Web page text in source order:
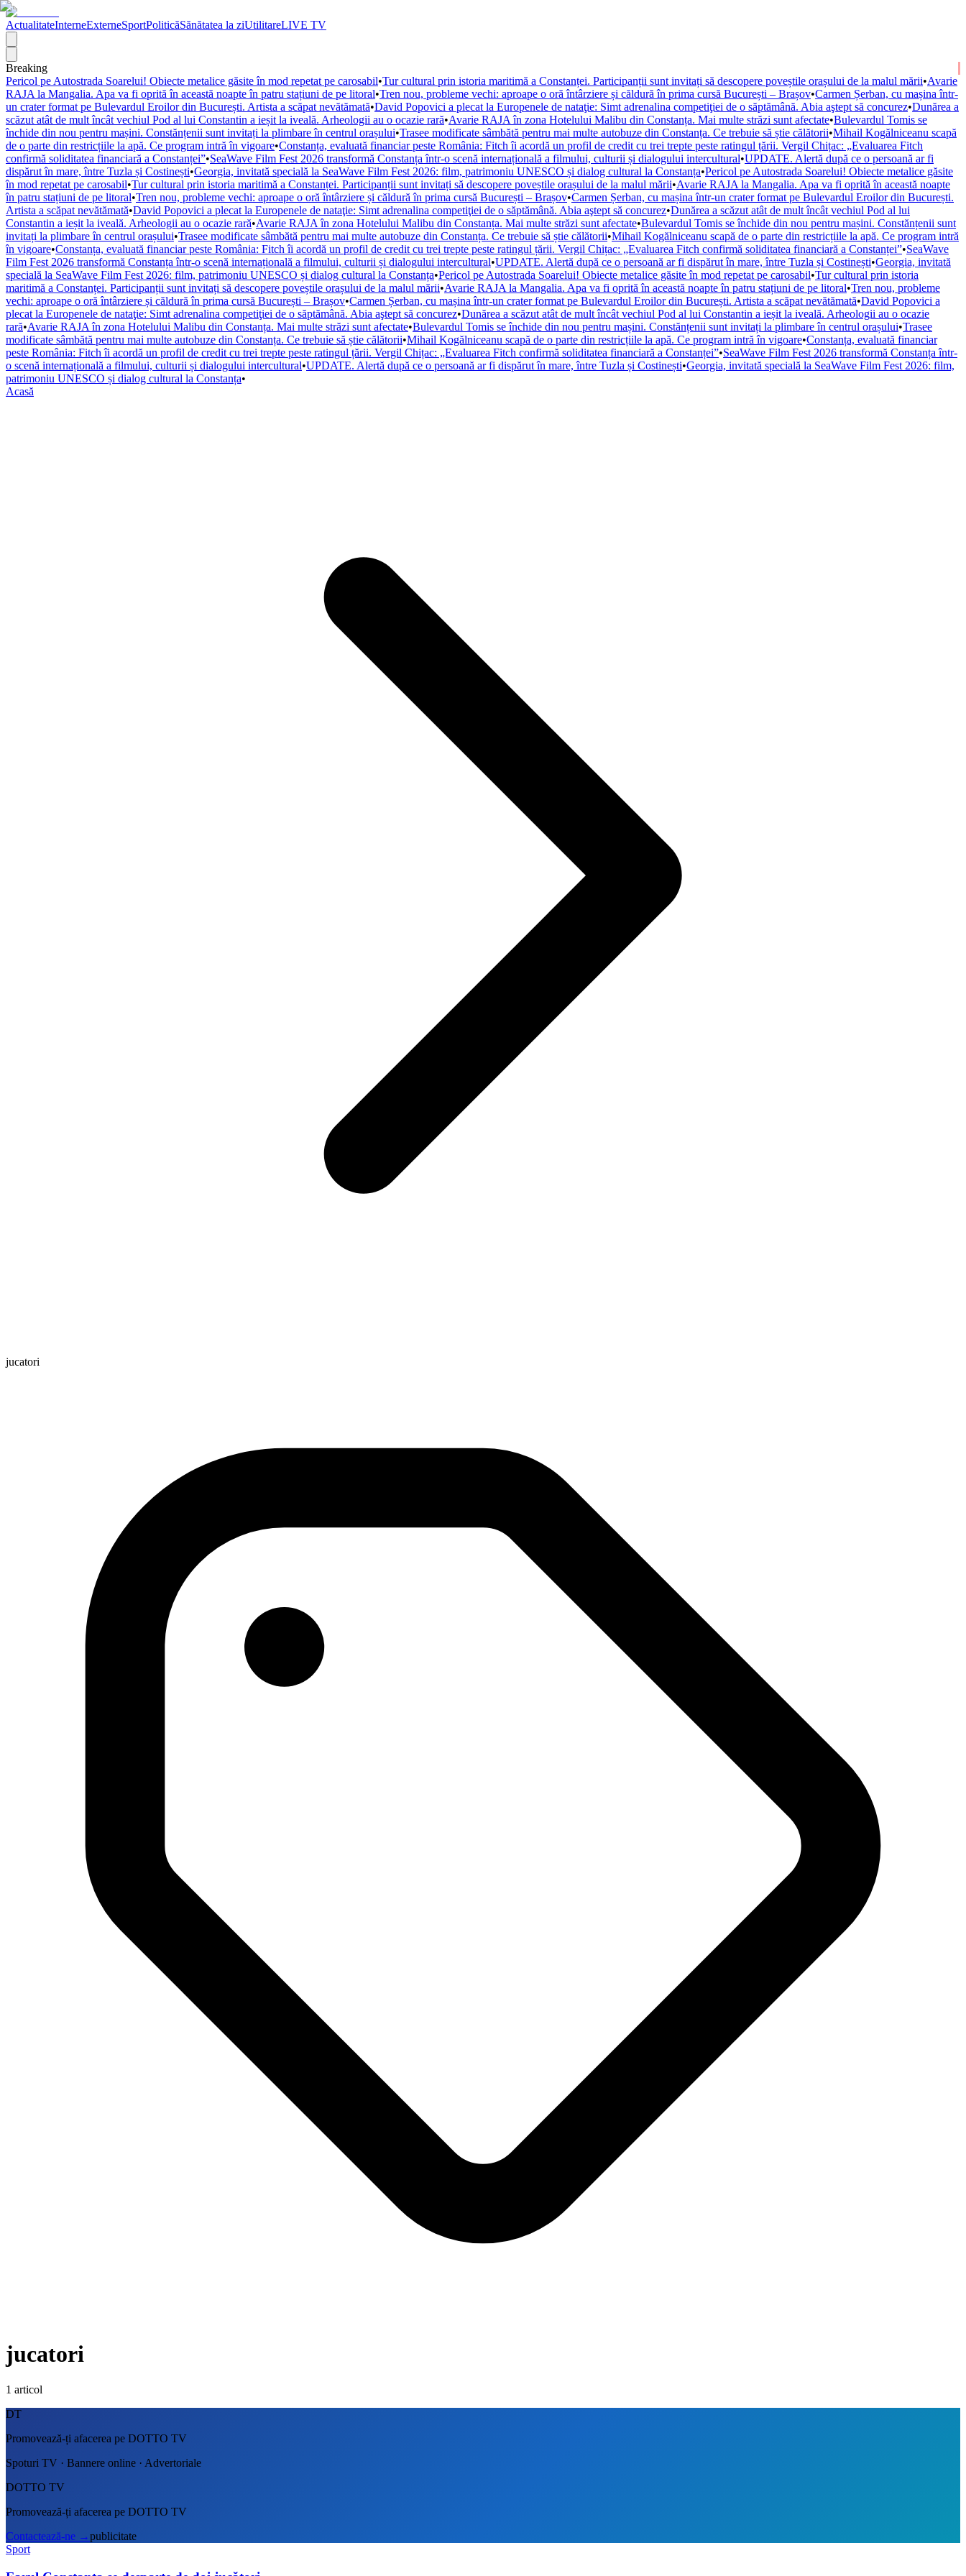
ActualitateInterneExterneSportPoliticăSănătatea la ziUtilitareLIVE TV
Breaking
Pericol pe Autostrada Soarelui! Obiecte metalice găsite în mod repetat pe carosabil•Tur cultural prin istoria maritimă a Constanței. Participanții sunt invitați să descopere poveștile orașului de la malul mării•Avarie
RAJA la Mangalia. Apa va fi oprită în această noapte în patru stațiuni de pe litoral•Tren nou, probleme vechi: aproape o oră întârziere și căldură în prima cursă București – Brașov•Carmen Șerban, cu mașina într-
un crater format pe Bulevardul Eroilor din București. Artista a scăpat nevătămată•David Popovici a plecat la Europenele de nataţie: Simt adrenalina competiţiei de o săptămână. Abia aştept să concurez•Dunărea a
scăzut atât de mult încât vechiul Pod al lui Constantin a ieșit la iveală. Arheologii au o ocazie rară•Avarie RAJA în zona Hotelului Malibu din Constanța. Mai multe străzi sunt afectate•Bulevardul Tomis se
închide din nou pentru mașini. Constănțenii sunt invitați la plimbare în centrul orașului•Trasee modificate sâmbătă pentru mai multe autobuze din Constanța. Ce trebuie să știe călătorii•Mihail Kogălniceanu scapă
de o parte din restricțiile la apă. Ce program intră în vigoare•Constanța, evaluată financiar peste România: Fitch îi acordă un profil de credit cu trei trepte peste ratingul țării. Vergil Chițac: „Evaluarea Fitch
confirmă soliditatea financiară a Constanței”•SeaWave Film Fest 2026 transformă Constanța într-o scenă internațională a filmului, culturii și dialogului intercultural•UPDATE. Alertă după ce o persoană ar fi
dispărut în mare, între Tuzla și Costinești•Georgia, invitată specială la SeaWave Film Fest 2026: film, patrimoniu UNESCO și dialog cultural la Constanța•Pericol pe Autostrada Soarelui! Obiecte metalice găsite
în mod repetat pe carosabil•Tur cultural prin istoria maritimă a Constanței. Participanții sunt invitați să descopere poveștile orașului de la malul mării•Avarie RAJA la Mangalia. Apa va fi oprită în această noapte
în patru stațiuni de pe litoral•Tren nou, probleme vechi: aproape o oră întârziere și căldură în prima cursă București – Brașov•Carmen Șerban, cu mașina într-un crater format pe Bulevardul Eroilor din București.
Artista a scăpat nevătămată•David Popovici a plecat la Europenele de nataţie: Simt adrenalina competiţiei de o săptămână. Abia aştept să concurez•Dunărea a scăzut atât de mult încât vechiul Pod al lui
Constantin a ieșit la iveală. Arheologii au o ocazie rară•Avarie RAJA în zona Hotelului Malibu din Constanța. Mai multe străzi sunt afectate•Bulevardul Tomis se închide din nou pentru mașini. Constănțenii sunt
invitați la plimbare în centrul orașului•Trasee modificate sâmbătă pentru mai multe autobuze din Constanța. Ce trebuie să știe călătorii•Mihail Kogălniceanu scapă de o parte din restricțiile la apă. Ce program intră
în vigoare•Constanța, evaluată financiar peste România: Fitch îi acordă un profil de credit cu trei trepte peste ratingul țării. Vergil Chițac: „Evaluarea Fitch confirmă soliditatea financiară a Constanței”•SeaWave
Film Fest 2026 transformă Constanța într-o scenă internațională a filmului, culturii și dialogului intercultural•UPDATE. Alertă după ce o persoană ar fi dispărut în mare, între Tuzla și Costinești•Georgia, invitată
specială la SeaWave Film Fest 2026: film, patrimoniu UNESCO și dialog cultural la Constanța•Pericol pe Autostrada Soarelui! Obiecte metalice găsite în mod repetat pe carosabil•Tur cultural prin istoria
maritimă a Constanței. Participanții sunt invitați să descopere poveștile orașului de la malul mării•Avarie RAJA la Mangalia. Apa va fi oprită în această noapte în patru stațiuni de pe litoral•Tren nou, probleme
vechi: aproape o oră întârziere și căldură în prima cursă București – Brașov•Carmen Șerban, cu mașina într-un crater format pe Bulevardul Eroilor din București. Artista a scăpat nevătămată•David Popovici a
plecat la Europenele de nataţie: Simt adrenalina competiţiei de o săptămână. Abia aştept să concurez•Dunărea a scăzut atât de mult încât vechiul Pod al lui Constantin a ieșit la iveală. Arheologii au o ocazie
rară•Avarie RAJA în zona Hotelului Malibu din Constanța. Mai multe străzi sunt afectate•Bulevardul Tomis se închide din nou pentru mașini. Constănțenii sunt invitați la plimbare în centrul orașului•Trasee
modificate sâmbătă pentru mai multe autobuze din Constanța. Ce trebuie să știe călătorii•Mihail Kogălniceanu scapă de o parte din restricțiile la apă. Ce program intră în vigoare•Constanța, evaluată financiar
peste România: Fitch îi acordă un profil de credit cu trei trepte peste ratingul țării. Vergil Chițac: „Evaluarea Fitch confirmă soliditatea financiară a Constanței”•SeaWave Film Fest 2026 transformă Constanța într-
o scenă internațională a filmului, culturii și dialogului intercultural•UPDATE. Alertă după ce o persoană ar fi dispărut în mare, între Tuzla și Costinești•Georgia, invitată specială la SeaWave Film Fest 2026: film,
patrimoniu UNESCO și dialog cultural la Constanța•
Acasă
jucatori
jucatori
1 articol
DT
Promovează-ți afacerea pe DOTTO TV
Spoturi TV · Bannere online · Advertoriale
DOTTO TV
Promovează-ți afacerea pe DOTTO TV
Contactează-ne →publicitate
Sport